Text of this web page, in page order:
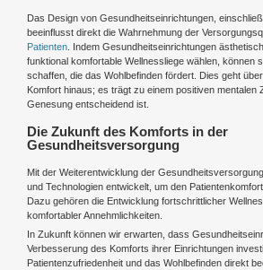
Das Design von Gesundheitseinrichtungen,
beeinflusst direkt die Wahrnehmung der
Patienten . Indem Gesundheitseinrichtungen
funktional komfortable Wellnessliege wählen, können
schaffen, die das Wohlbefinden fördert. Dies geht
Komfort hinaus; es trägt zu einem positiven mentalen
Genesung entscheidend ist.
Die Zukunft des Komforts in der
Gesundheitsversorgung
Mit der Weiterentwicklung der
und Technologien entwickelt, um den
Dazu gehören die Entwicklung fortschrittlicher
komfortabler Annehmlichkeiten.
In Zukunft können wir erwarten, dass
Verbesserung des Komforts ihrer Einrichtungen
Patientenzufriedenheit und das Wohlbefinden direkt